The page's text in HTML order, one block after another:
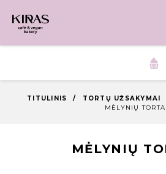
TITULINIS / TORTŲ UŽSAKYMAI
MĖLYNIŲ
MĖLYNIŲ